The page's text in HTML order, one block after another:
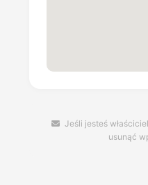
Jeśli jesteś
usunąć